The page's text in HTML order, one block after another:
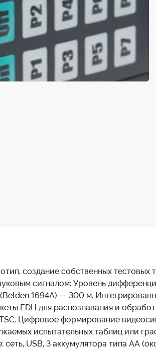
создание собственных
сигналом: Уровень
(Belden 1694A) — 300 м.
EDH для распознавания и
Цифровое формирование
испытательных таблиц или
USB, 3 аккумулятора типа AA